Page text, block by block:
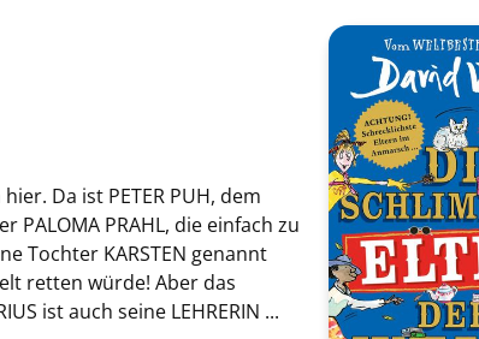
Da ist PETER PUH, dem
PRAHL, die einfach zu
Tochter KARSTEN genannt
retten würde! Aber das
ist auch seine LEHRERIN ...